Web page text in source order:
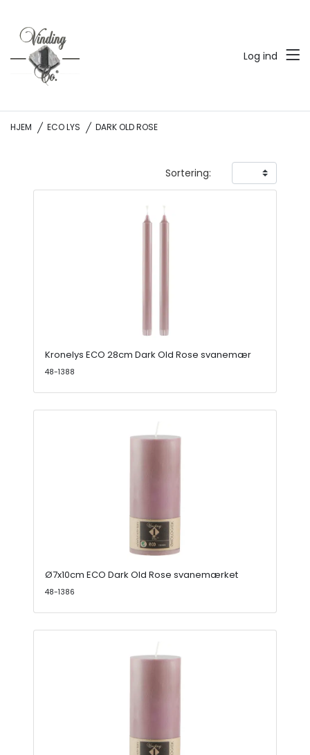
Log ind
HJEM ECO LYS DARK OLD ROSE
Sortering:
Kronelys ECO 28cm Dark Old Rose svanemær
48-1388
Ø7x10cm ECO Dark Old Rose svanemærket
48-1386